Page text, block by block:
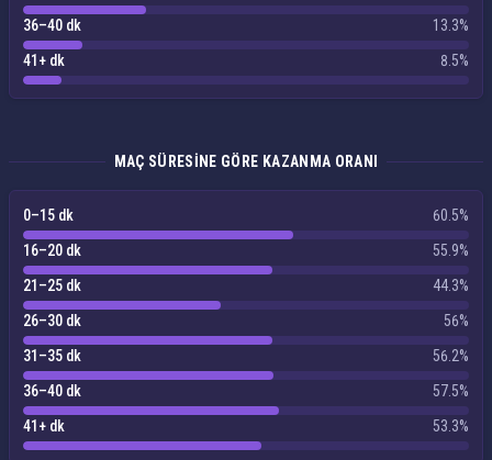
36–40 dk
13.3%
41+ dk
8.5%
MAÇ SÜRESINE GÖRE KAZANMA ORANI
0–15 dk
60.5%
16–20 dk
55.9%
21–25 dk
44.3%
26–30 dk
56%
31–35 dk
56.2%
36–40 dk
57.5%
41+ dk
53.3%